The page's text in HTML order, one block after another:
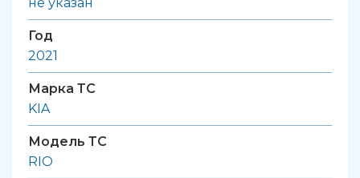
Год
2021
Марка ТС
KIA
Модель ТС
RIO